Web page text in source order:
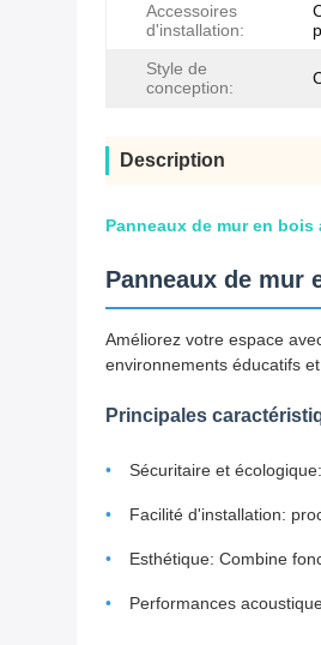
Accessoires
d'installation:
Style de
conception:
Description
Panneaux de mur en
Panneaux de mur
Améliorez votre espace
environnements éducatifs
Principales
Sécuritaire et
Facilité d'installation:
Esthétique: Combine
Performances